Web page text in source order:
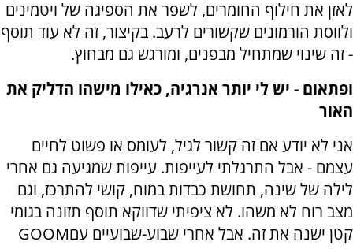
לאזן את חילוף החומרים, לשפר את הספיגה של ויטמינים
ולווסת הורמונים שקשורים לרעב. בקיצור, זה לא עוד תוסף
- זה שינוי שמתחיל מבפנים, ומורגש גם מבחוץ.
ופתאום - יש לי יותר אנרגיה, כאילו מישהו הדליק את
האור
אני לא יודע אם זה קשור לגיל, לעומס או פשוט לחיים
עצמם - אבל התרגלתי לעייפות. עייפות שמגיעה גם אחרי
לילה של שינה, תחושת כבדות במוח, קושי להתרכז, וגם
מצב רוח לא משהו. לא ציפיתי שדווקא תוסף תזונה בגומי
קטן ישנה את זה. אבל אחרי שבוע-שבועיים עםGOOM